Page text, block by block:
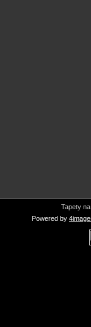
Tapety
Powered by